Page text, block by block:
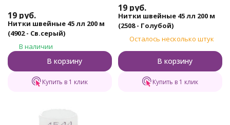
19 руб.
Нитки швейные 45 лл 200 м
(4902 - Св.серый)
В наличии
В корзину
Купить в 1 клик
19 руб.
Нитки швейные 45 лл 200 м
(2508 - Голубой)
Осталось несколько штук
В корзину
Купить в 1 клик